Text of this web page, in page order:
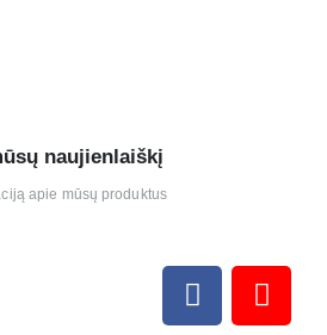
naujienlaiškį
apie mūsų produktus